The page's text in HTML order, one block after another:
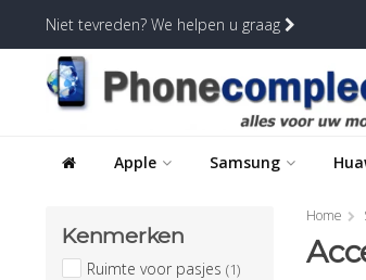
Niet tevreden? We helpen u graag
Apple Samsung
Kenmerken
Ruimte voor pasjes (1)
Home